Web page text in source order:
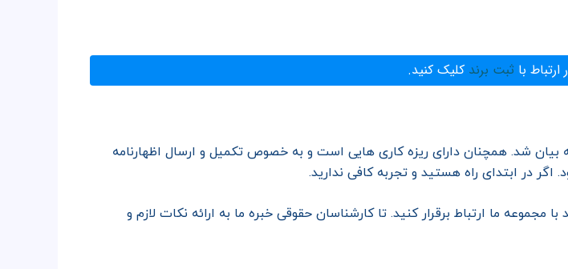
با ثبت برند کلیک کنید.
بیان شد. همچنان دارای ریزه کاری هایی است و به خصوص تکمیل و ارسال اظهارنامه
در ابتدای راه هستید و تجربه کافی ندارید.
مجموعه ما ارتباط برقرار کنید. تا کارشناسان حقوقی خبره ما به ارائه نکات لازم و